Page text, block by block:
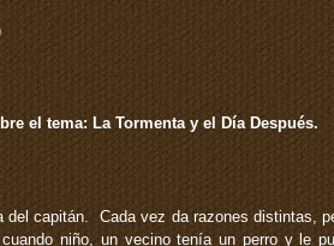
el tema: La Tormenta y el Día Después.
del capitán. Cada vez da razones distintas,
niño, un vecino tenía un perro y le